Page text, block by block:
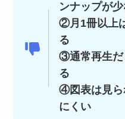
ンナップが
②月1冊以上
る
③通常再生だ
る
④図表は見ら
にくい